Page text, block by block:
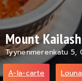
Mount Kailash
Tyynenmerenkatu
A-la-carte